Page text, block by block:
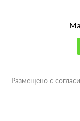
Размещено с